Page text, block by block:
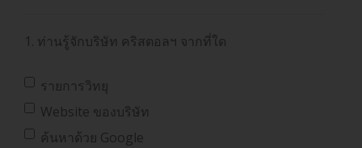
1. ท่านรู้จักบริษัท คริสตอลฯ จากที่ใด
รายการวิทยุ
Website ของบริษัท
ค้นหาด้วย Google